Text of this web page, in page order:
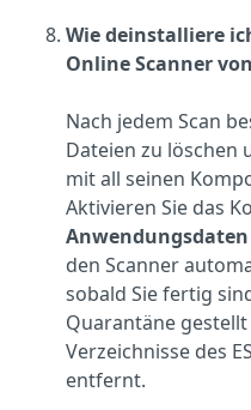
Wie deinstalliere
Online Scanner
Nach jedem Scan
Dateien zu löschen
mit all seinen
Aktivieren Sie das
den Scanner
sobald Sie fertig
Quarantäne
Verzeichnisse des
entfernt.